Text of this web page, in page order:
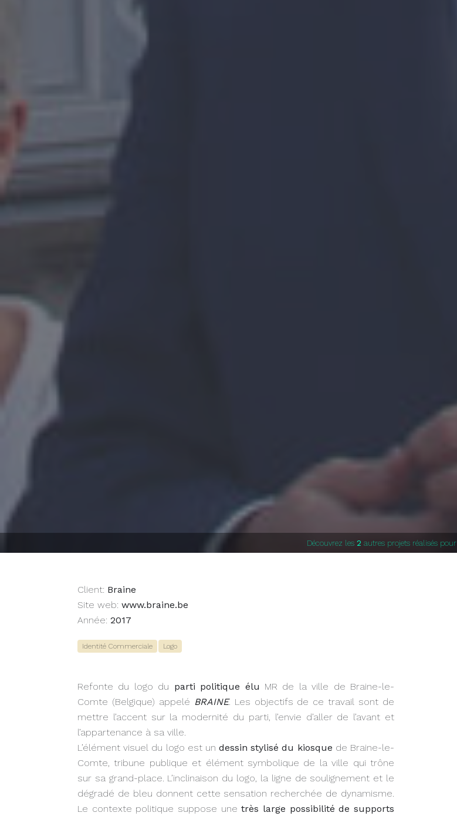
Découvrez les 2 autres projets réalisés pour
Client: Braine
Site web: www.braine.be
Année: 2017
Identité Commerciale Logo
Refonte du logo du parti politique élu MR de la ville de Braine-le-
Comte (Belgique) appelé BRAINE. Les objectifs de ce travail sont de
mettre l’accent sur la modernité du parti, l’envie d’aller de l’avant et
l’appartenance à sa ville.
L’élément visuel du logo est un dessin stylisé du kiosque de Braine-le-
Comte, tribune publique et élément symbolique de la ville qui trône
sur sa grand-place. L’inclinaison du logo, la ligne de soulignement et le
dégradé de bleu donnent cette sensation recherchée de dynamisme.
Le contexte politique suppose unetrès large possibilité de supports